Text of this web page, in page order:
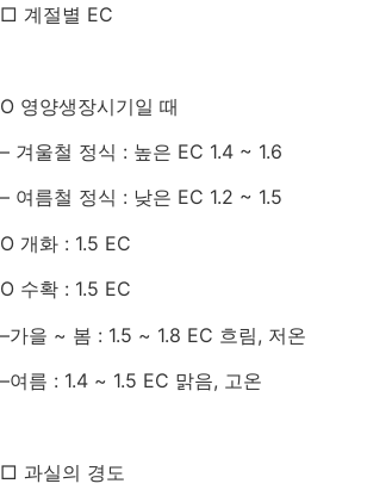
□ 계절별 EC
O 영양생장시기일 때
– 겨울철 정식 : 높은 EC 1.4 ~ 1.6
– 여름철 정식 : 낮은 EC 1.2 ~ 1.5
O 개화 : 1.5 EC
O 수확 : 1.5 EC
–가을 ~ 봄 : 1.5 ~ 1.8 EC 흐림, 저온
–여름 : 1.4 ~ 1.5 EC 맑음, 고온
□ 과실의 경도